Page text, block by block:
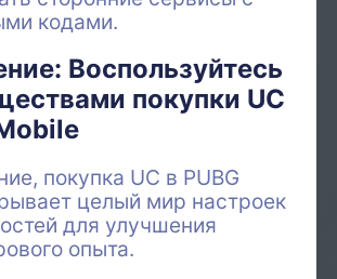
кодами.
Воспользуйтесь
покупки UC
покупка UC в PUBG
целый мир настроек
для улучшения
опыта.